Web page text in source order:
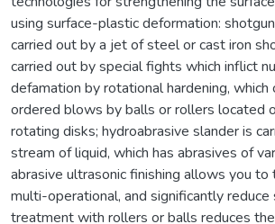
using surface-plastic deformation:
carried out by a jet of steel or cast iron
carried out by special fights which inflict
defamation by rotational hardening, which
ordered blows by balls or rollers located
rotating disks; hydroabrasive slander is
stream of liquid, which has abrasives of
abrasive ultrasonic finishing allows you to
multi-operational, and significantly reduce
treatment with rollers or balls reduces